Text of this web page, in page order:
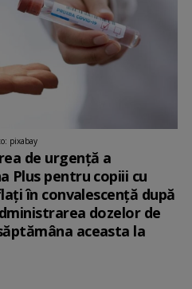
pixabay
de urgenţă a
Plus pentru copiii cu
în convalescenţă după
dozelor de
aceasta la